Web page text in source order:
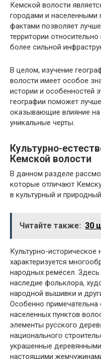
Кемской волости
городами и населенными
фактами позволяет
территории
более сильной
В целом, изучение
волости имеет особое
истории и особенностей
географии поможет
оказывающие влияние на
уникальные черты.
Культурно-
Кемской волости
В данном разделе
которые отличают
в культурный и
Читайте также: 30
Культурно-
характеризуется
народных ремёсел.
наследие фольклора,
народной вышивки и
Особенно примечательна
населенных пунктов
элементы русского
национального
украшенные
настоящими